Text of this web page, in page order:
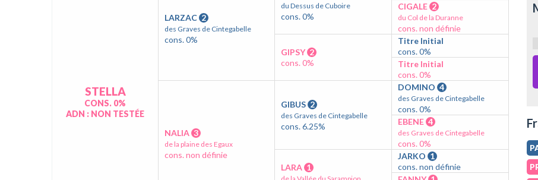
STELLA
CONS. 0%
ADN : NON TESTÉE
LARZAC 2
des Graves de Cintegabelle
cons. 0%
du Dessus de Cuboire
cons. 0%
CIGALE 2
du Col de la Duranne
cons. non définie
GIPSY 2
cons. 0%
Titre Initial
cons. 0%
Titre Initial
cons. 0%
NALIA 3
de la plaine des Egaux
cons. non définie
GIBUS 2
des Graves de Cintegabelle
cons. 6.25%
DOMINO 4
des Graves de Cintegabelle
cons. 0%
EBENE 4
des Graves de Cintegabelle
cons. 0%
LARA 1
JARKO 1
cons. non définie